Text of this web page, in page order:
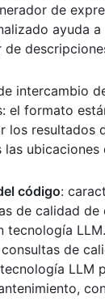
de
ayuda
intercambio
el formato
los resultados
ubicaciones
código:
de calidad
tecnología
de
LLM